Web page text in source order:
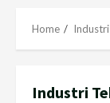
Home
Industri